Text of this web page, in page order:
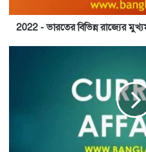
তালিকা
PDF
2022 - ভারতের বিভিন্ন রাজ্যের